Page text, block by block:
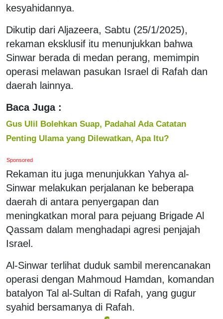
kesyahidannya.
Dikutip dari Aljazeera, Sabtu (25/1/2025),
rekaman eksklusif itu menunjukkan bahwa
Sinwar berada di medan perang, memimpin
operasi melawan pasukan Israel di Rafah dan
daerah lainnya.
Baca Juga :
Gus Ulil Bolehkan Suap, Padahal Ada Catatan
Penting Ulama yang Dilewatkan, Apa Itu?
Sponsored
Rekaman itu juga menunjukkan Yahya al-
Sinwar melakukan perjalanan ke beberapa
daerah di antara penyergapan dan
meningkatkan moral para pejuang Brigade Al
Qassam dalam menghadapi agresi penjajah
Israel.
Al-Sinwar terlihat duduk sambil merencanakan
operasi dengan Mahmoud Hamdan, komandan
batalyon Tal al-Sultan di Rafah, yang gugur
syahid bersamanya di Rafah.